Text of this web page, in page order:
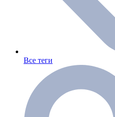
Все теги